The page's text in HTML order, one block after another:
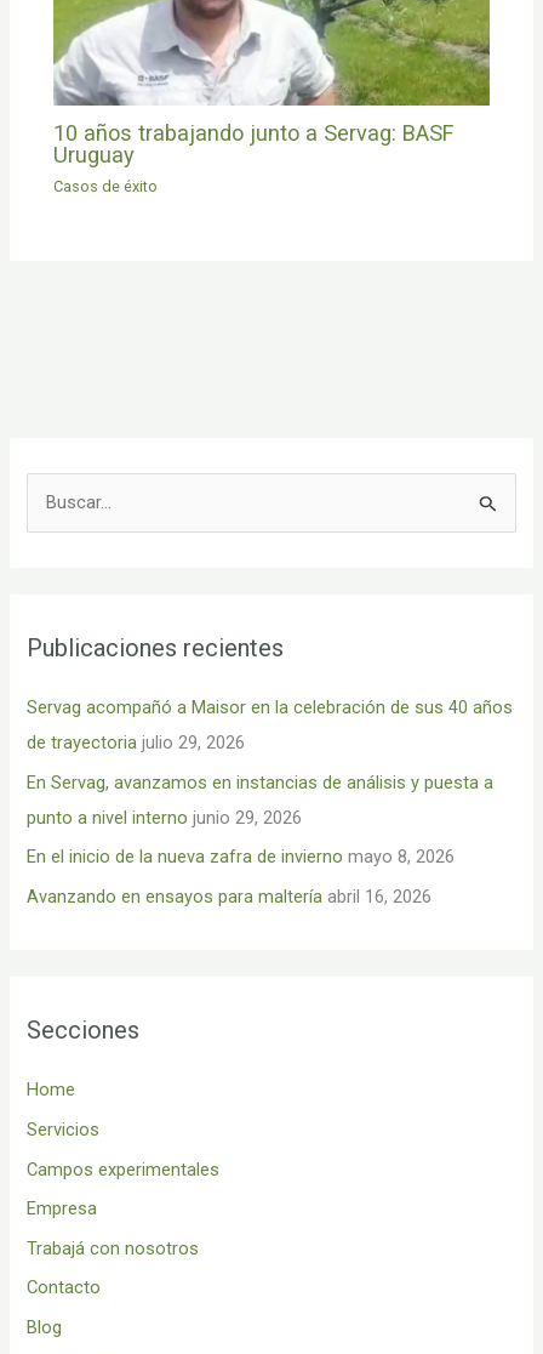
10 años trabajando junto a Servag: BASF
Uruguay
Casos de éxito
a
p
o
r
:
Publicaciones recientes
Servag acompañó a Maisor en la celebración de sus 40 años
de trayectoria julio 29, 2026
En Servag, avanzamos en instancias de análisis y puesta a
punto a nivel interno junio 29, 2026
En el inicio de la nueva zafra de invierno mayo 8, 2026
Avanzando en ensayos para maltería abril 16, 2026
Secciones
Home
Servicios
Campos experimentales
Empresa
Trabajá con nosotros
Contacto
Blog